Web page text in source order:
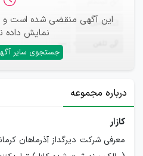
این آگهی منقضی شده است و
نمایش داده
جستجوی سایر
ایمیل —
—
درباره مجموعه
کازار
معرفی شرکت دیرگداز آذرماهان